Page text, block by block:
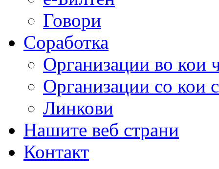
Говори
Соработка
Организации во кои
Организации со кои
Линкови
Нашите веб страни
Контакт